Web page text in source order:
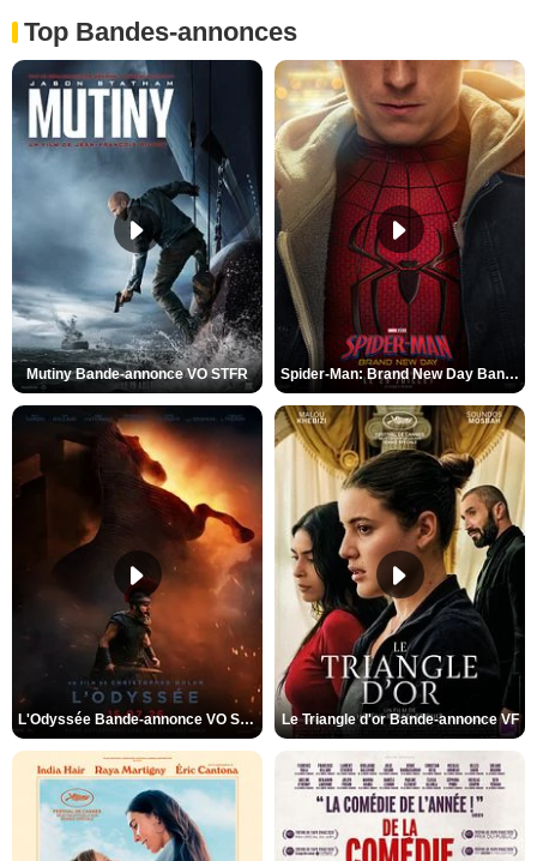
Top Bandes-annonces
Mutiny Bande-annonce VO STFR Spider-Man: Brand New Day Bande-annonce VO STFR
L'Odyssée Bande-annonce VO STFR Le Triangle d'or Bande-annonce VF